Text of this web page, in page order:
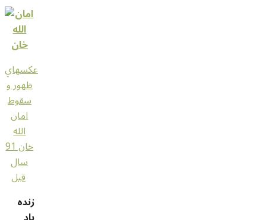
عکسهاي
ظهور و
سقوط
امان
الله
خان 91
سال
قبل
زنده